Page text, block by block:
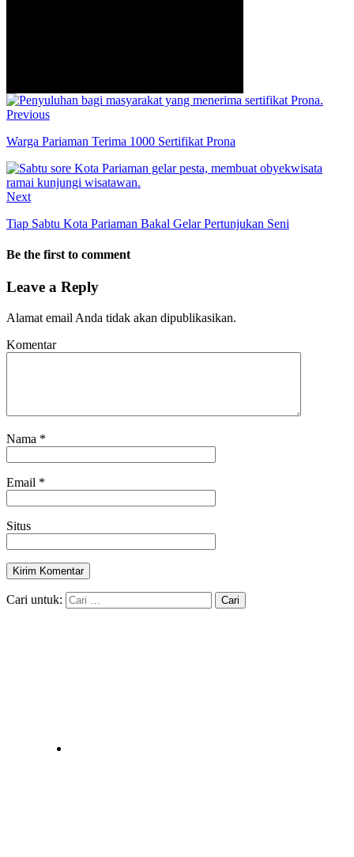
Previous
Warga Pariaman Terima 1000 Sertifikat Prona
Next
Tiap Sabtu Kota Pariaman Bakal Gelar Pertunjukan Seni
Be the first to comment
Leave a Reply
Alamat email Anda tidak akan dipublikasikan.
Komentar
Nama *
Email *
Situs
Cari untuk: